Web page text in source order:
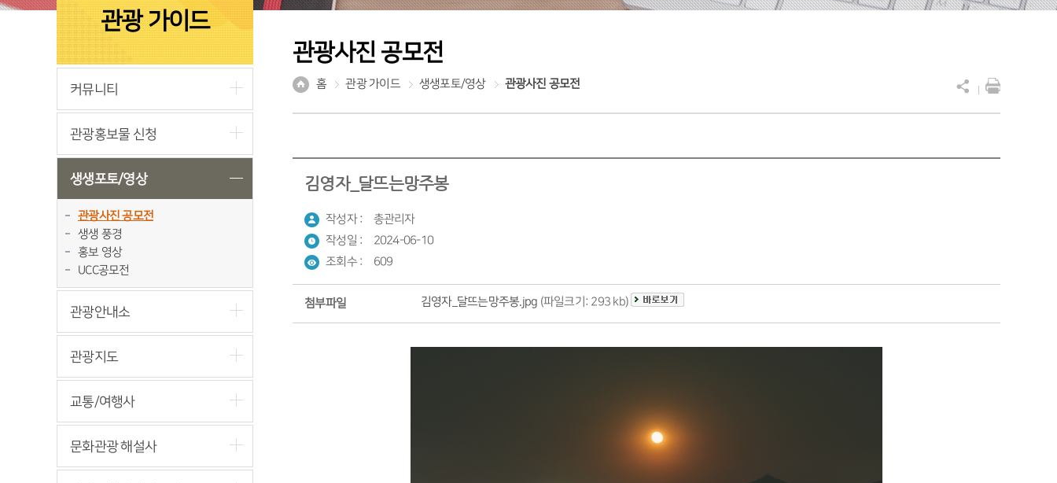
관광 가이드
커뮤니티
관광홍보물 신청
생생포토/영상
관광사진 공모전
생생 풍경
홍보 영상
UCC공모전
관광안내소
관광지도
교통/여행사
문화관광 해설사
관광사진 공모전
홈 관광 가이드 생생포토/영상 관광사진 공모전
김영자_달뜨는망주봉
작성자 :
총관리자
작성일 :
2024-06-10
조회수 :
609
첨부파일 김영자_달뜨는망주봉.jpg (파일크기: 293 kb)